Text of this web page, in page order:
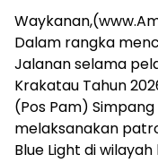
Koran
dan
media
siber
lebih
eksklusif,
bergaya
trendi,
Dalam rangka
Jalanan selama
Krakatau Tahun
(Pos Pam)
melaksanakan
Blue Light di